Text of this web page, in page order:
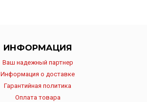
ИНФОРМАЦИЯ
Ваш надежный партнер
Информация о доставке
Гарантийная политика
Оплата товара